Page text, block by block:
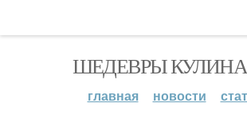
ШЕДЕВРЫ
главная новости